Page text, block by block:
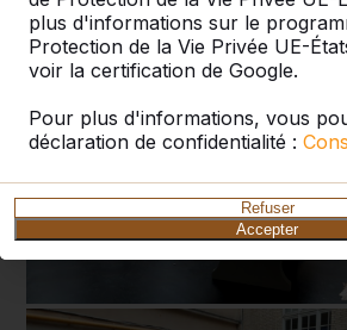
plus d'informations sur le
Protection de la Vie Privée UE-
voir la certification de Google.
Pour plus d'informations, vous
déclaration de confidentialité :
Refuser
Accepter